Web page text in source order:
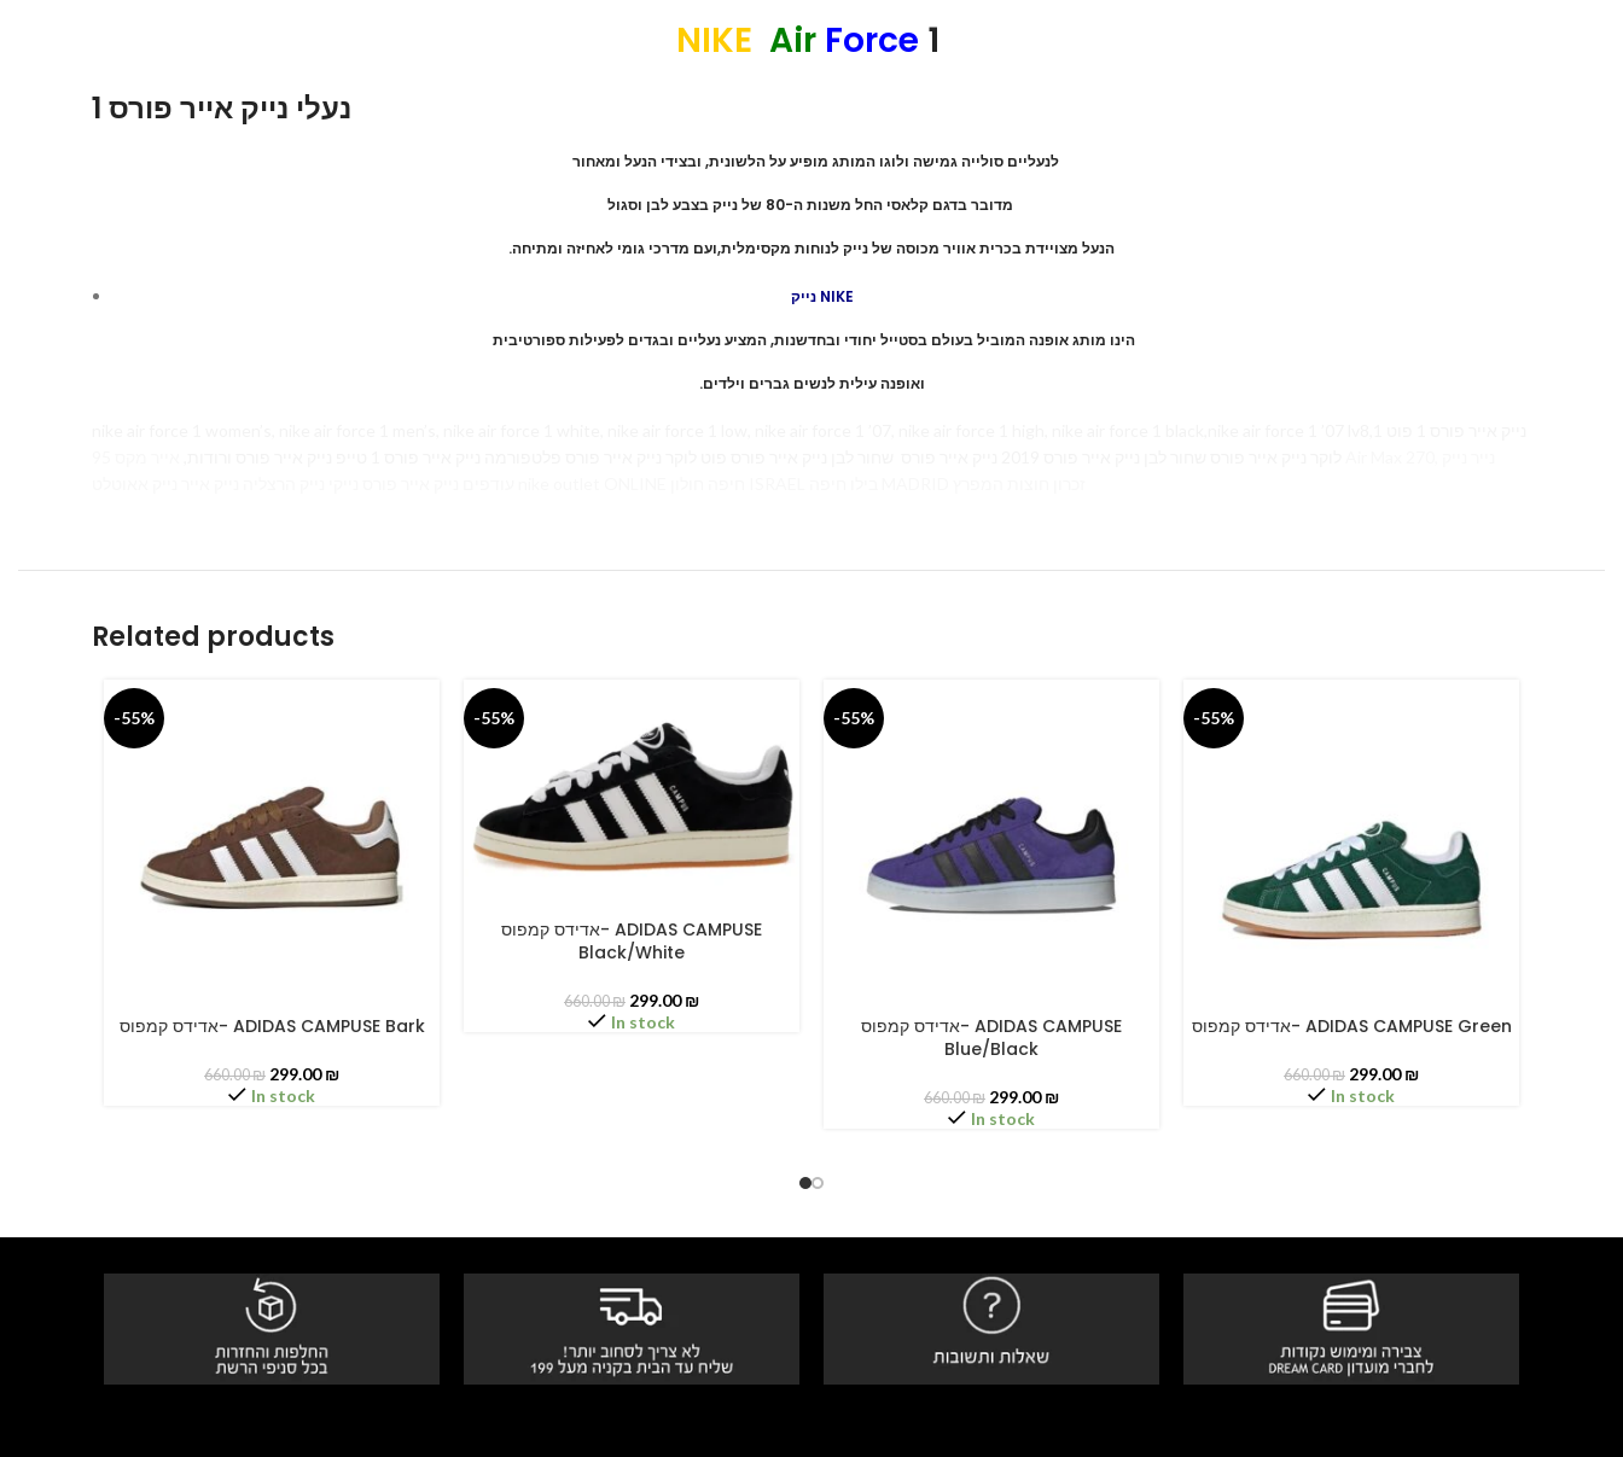
NIKE Air Force 1
לנעליים סולייה גמישה ולוגו המותג מופיע על הלשונית, ובצידי הנעל ומאחור
.הנעל מצויידת בכרית אוויר מכוסה של נייק לנוחות מקסימלית,ועם מדרכי גומי לאחיזה ומתיחה
נייק NIKE
הינו מותג אופנה המוביל בעולם בסטייל יחודי ובחדשנות, המציע נעליים ובגדים לפעילות ספורטיבית
.ואופנה עילית לנשים גברים וילדים
Related products
-55%
SELECT OPTIONSאדידס קמפוס- ADIDAS CAMPUSE Bark
660.00₪ 299.00₪
In stock
-55%
SELECT OPTIONS
אדידס קמפוס- ADIDAS CAMPUSE
Black/White
660.00₪ 299.00₪
In stock
-55%
SELECT OPTIONS
אדידס קמפוס- ADIDAS CAMPUSE
Blue/Black
660.00₪ 299.00₪
In stock
-55%
SELECT OPTIONSאדידס קמפוס- ADIDAS CAMPUSE Green
660.00₪ 299.00₪
In stock